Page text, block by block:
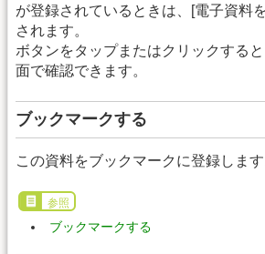
が登録されているときは、[電子資料
されます。
ボタンをタップまたはクリックする
面で確認できます。
ブックマークする
この資料をブックマークに登録します
参照
ブックマークする